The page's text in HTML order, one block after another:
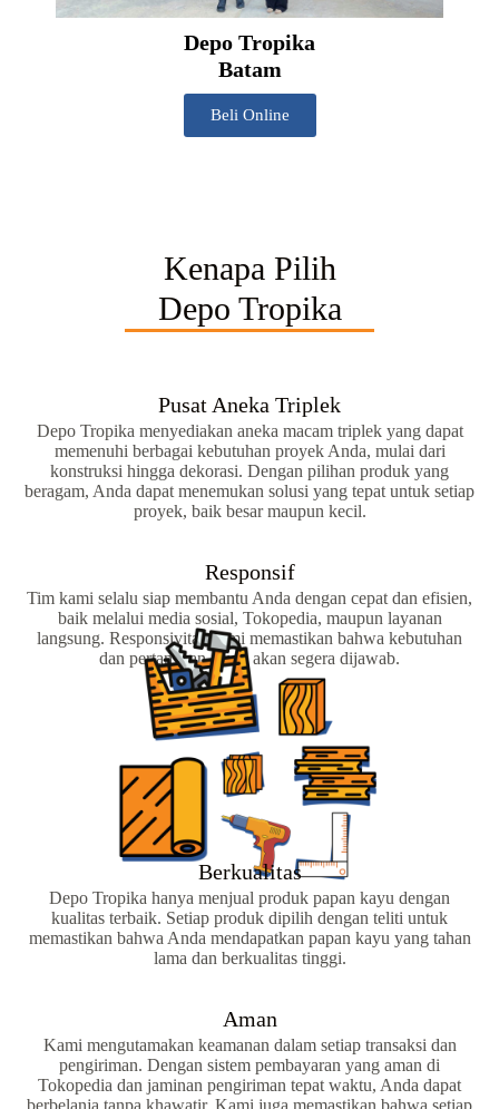
Depo Tropika
Batam
Beli Online
Kenapa Pilih
Depo Tropika
Pusat Aneka Triplek
Depo Tropika menyediakan aneka macam triplek yang dapat
memenuhi berbagai kebutuhan proyek Anda, mulai dari
konstruksi hingga dekorasi. Dengan pilihan produk yang
beragam, Anda dapat menemukan solusi yang tepat untuk setiap
proyek, baik besar maupun kecil.
Responsif
Tim kami selalu siap membantu Anda dengan cepat dan efisien,
baik melalui media sosial, Tokopedia, maupun layanan
langsung. Responsivitas kami memastikan bahwa kebutuhan
dan pertanyaan Anda akan segera dijawab.
Berkualitas
Depo Tropika hanya menjual produk papan kayu dengan
kualitas terbaik. Setiap produk dipilih dengan teliti untuk
memastikan bahwa Anda mendapatkan papan kayu yang tahan
lama dan berkualitas tinggi.
Aman
Kami mengutamakan keamanan dalam setiap transaksi dan
pengiriman. Dengan sistem pembayaran yang aman di
Tokopedia dan jaminan pengiriman tepat waktu, Anda dapat
berbelanja tanpa khawatir. Kami juga memastikan bahwa setiap